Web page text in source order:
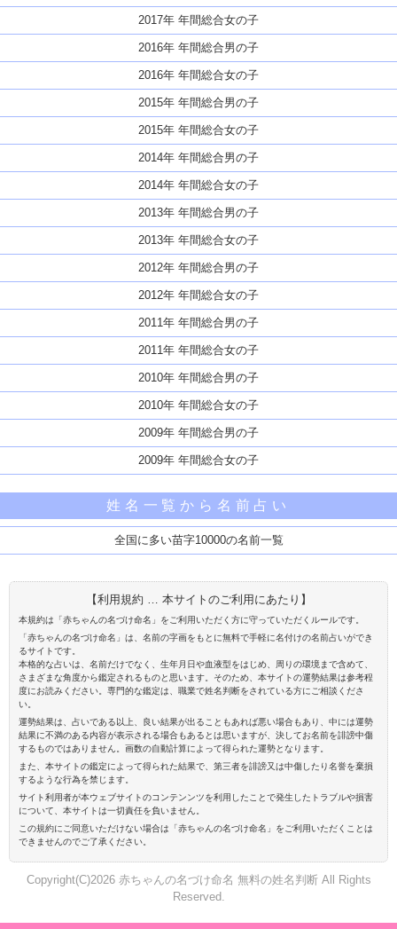
2017年 年間総合女の子
2016年 年間総合男の子
2016年 年間総合女の子
2015年 年間総合男の子
2015年 年間総合女の子
2014年 年間総合男の子
2014年 年間総合女の子
2013年 年間総合男の子
2013年 年間総合女の子
2012年 年間総合男の子
2012年 年間総合女の子
2011年 年間総合男の子
2011年 年間総合女の子
2010年 年間総合男の子
2010年 年間総合女の子
2009年 年間総合男の子
2009年 年間総合女の子
姓名一覧から名前占い
全国に多い苗字10000の名前一覧
【利用規約 … 本サイトのご利用にあたり】
本規約は「赤ちゃんの名づけ命名」をご利用いただく方に守っていただくルールです。
「赤ちゃんの名づけ命名」は、名前の字画をもとに無料で手軽に名付けの名前占いができ
るサイトです。
本格的な占いは、名前だけでなく、生年月日や血液型をはじめ、周りの環境まで含めて、
さまざまな角度から鑑定されるものと思います。そのため、本サイトの運勢結果は参考程
度にお読みください。専門的な鑑定は、職業で姓名判断をされている方にご相談くださ
い。
運勢結果は、占いである以上、良い結果が出ることもあれば悪い場合もあり、中には運勢
結果に不満のある内容が表示される場合もあるとは思いますが、決してお名前を誹謗中傷
するものではありません。画数の自動計算によって得られた運勢となります。
また、本サイトの鑑定によって得られた結果で、第三者を誹謗又は中傷したり名誉を棄損
するような行為を禁じます。
サイト利用者が本ウェブサイトのコンテンンツを利用したことで発生したトラブルや損害
について、本サイトは一切責任を負いません。
この規約にご同意いただけない場合は「赤ちゃんの名づけ命名」をご利用いただくことは
できませんのでご了承ください。
Copyright(C)2026 赤ちゃんの名づけ命名 無料の姓名判断 All Rights
Reserved.